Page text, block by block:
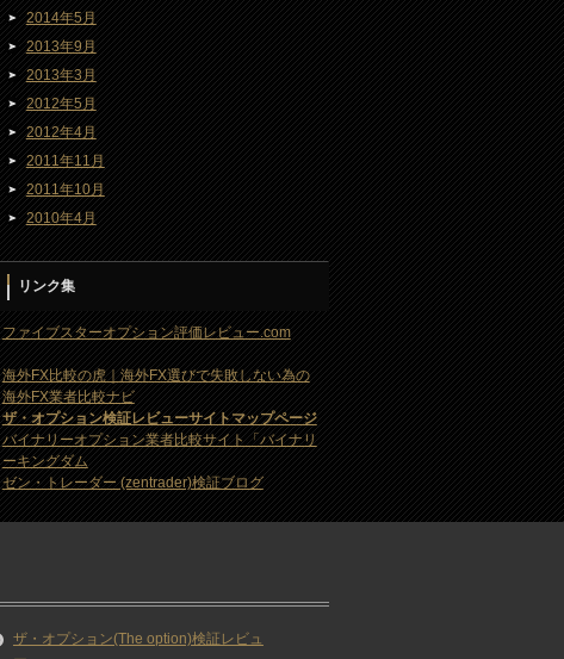
2014年5月
2013年9月
2013年3月
2012年5月
2012年4月
2011年11月
2011年10月
2010年4月
リンク集
ファイブスターオプション評価レビュー.com
海外FX比較の虎｜海外FX選びで失敗しない為の
海外FX業者比較ナビ
ザ・オプション検証レビューサイトマップページ
バイナリーオプション業者比較サイト「バイナリ
ーキングダム
ゼン・トレーダー (zentrader)検証ブログ
ザ・オプション(The option)検証レビュ